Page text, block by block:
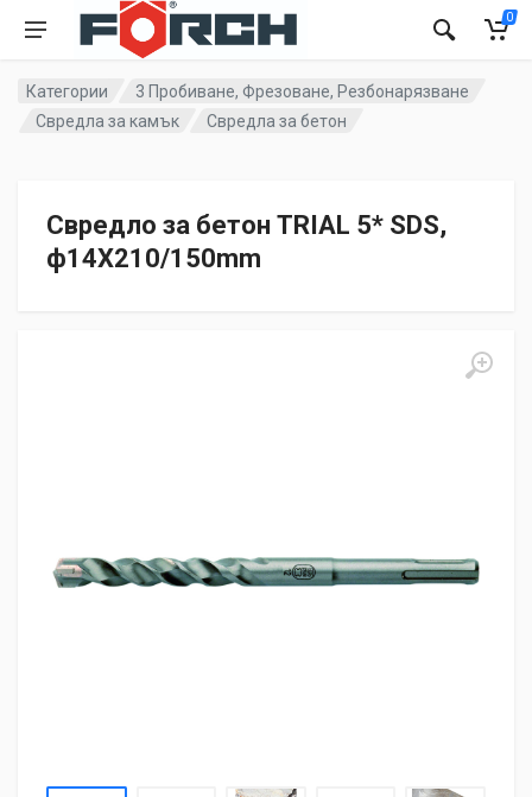
0
Категории
3 Пробиване, Фрезоване, Резбонарязване
Свредла за камък
Свредла за бетон
Свредло за бетон TRIAL 5* SDS,
ф14X210/150mm